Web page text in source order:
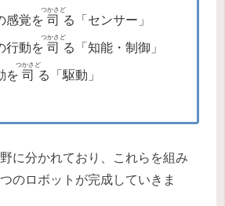
感覚を 司
つかさど
る「センサー」
行動を 司
つかさど
る「知能・制御」
を 司
つかさど
る「駆動」
に分かれており、これらを組み
のロボットが完成していきま